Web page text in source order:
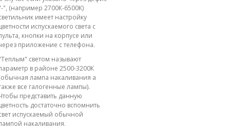
", (например 2700К-6500К)
имеет настройку
испускаемого света с
кнопки на корпусе или
приложение с телефона.
светом называют
в районе 2500-3200К
лампа накаливания а
все галогенные лампы).
представить данную
достаточно вспомнить
испускаемый обычной
накаливания.